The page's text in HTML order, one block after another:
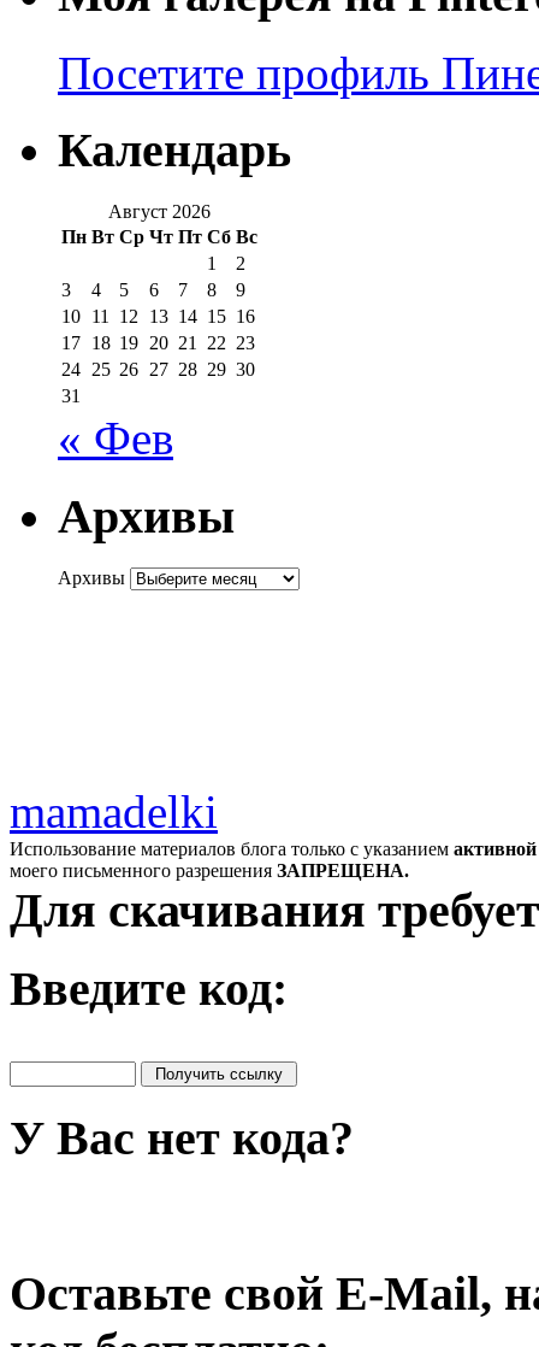
Посетите профиль
Календарь
Август 2026
Пн Вт Ср Чт Пт Сб Вс
1
2
3
4 5 6 7 8
9
10 11 12 13 14 15 16
17 18 19 20 21 22 23
24 25 26 27 28 29 30
31
« Фев
Архивы
Архивы
mamadelki
Использование материалов блога только с указанием
моего письменного разрешения ЗАПРЕЩЕНА.
Для скачивания
Введите код:
У Вас нет кода?
Оставьте свой E-Mail,